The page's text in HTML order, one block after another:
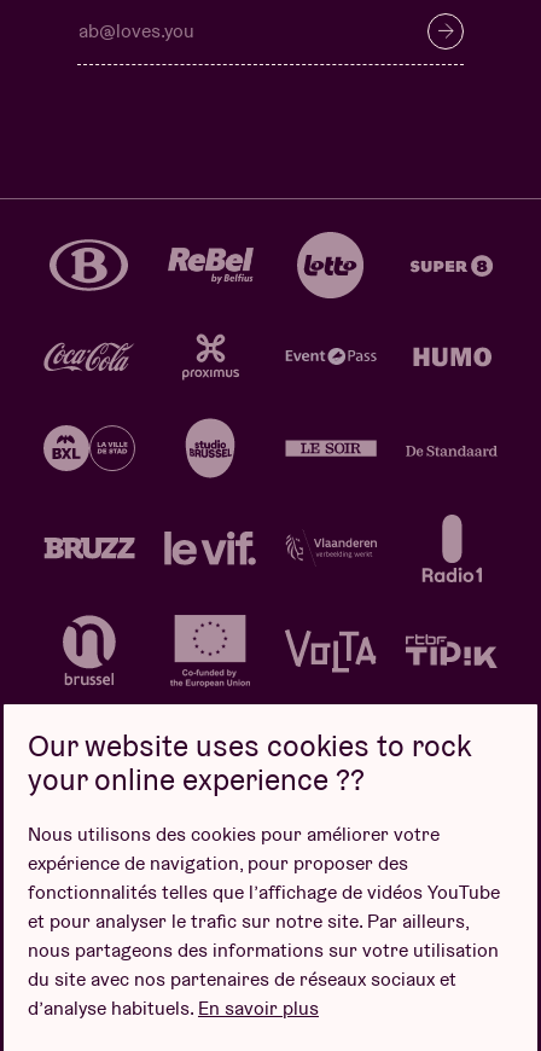
Politique de confidentialité
Politique de cookies
Conditions de vente
Design par
Our website uses cookies to rock
your online experience ??
Nous utilisons des cookies pour améliorer votre
expérience de navigation, pour proposer des
fonctionnalités telles que l’affichage de vidéos YouTube
et pour analyser le trafic sur notre site. Par ailleurs,
nous partageons des informations sur votre utilisation
du site avec nos partenaires de réseaux sociaux et
d’analyse habituels. En savoir plus